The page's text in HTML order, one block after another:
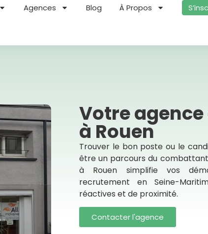
Agences Blog À Propos
Votre
à Rouen
Trouver le bon poste ou le
être un parcours du
à Rouen simplifie vos
recrutement en Seine-
réactives et de proximité.
Contacter l'agence